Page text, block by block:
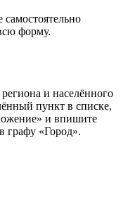
форму.
и населённого
пункт в списке,
и впишите
графу «Город».